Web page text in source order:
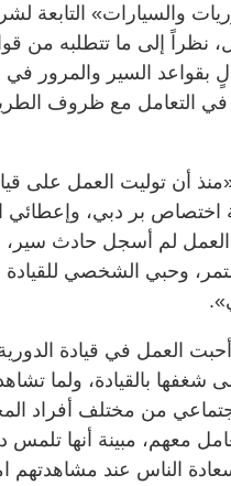
والسيارات» التابعة
نظراً إلى ما تتطلبه من
بقواعد السير والمرور في
في التعامل مع ظروف
أن توليت العمل على
اختصاص بر دبي، وإعطائي
لم أسجل حادث سير،
وحبي الشخصي للقيادة
العمل في قيادة
شغفها بالقيادة، ولما
من مختلف أفراد
معهم، مبينة أنها تلمس
سعادة الناس عند مشاهدتهم